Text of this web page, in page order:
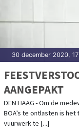
30 december 2020,
AANGEPAKT
DEN HAAG - Om de
BOA’s te ontlasten is
vuurwerk te [...]